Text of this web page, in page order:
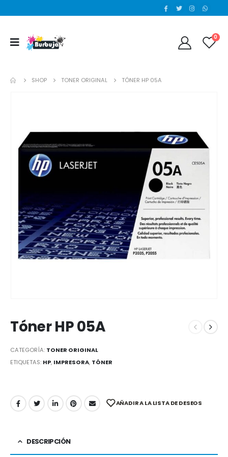
0
SHOP TONER ORIGINAL TÓNER HP 05A
Tóner HP 05A
CATEGORÍA: TONER ORIGINAL
ETIQUETAS: HP, IMPRESORA, TÓNER
AÑADIR A LA LISTA DE DESEOS
DESCRIPCIÓN